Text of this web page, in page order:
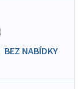
BEZ NABÍDKY